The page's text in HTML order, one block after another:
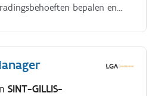
bepalen en
SINT-GILLIS-